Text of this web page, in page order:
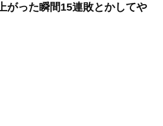
がった瞬間15連敗とかしてや